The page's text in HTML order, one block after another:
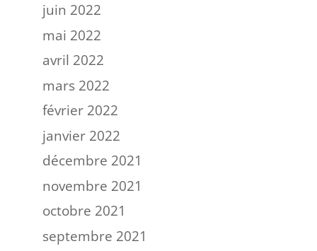
juin 2022
mai 2022
avril 2022
mars 2022
février 2022
janvier 2022
décembre 2021
novembre 2021
octobre 2021
septembre 2021